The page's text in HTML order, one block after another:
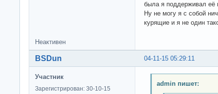
была я поддерживал её
Ну не могу я с собой
курящие и я не один
Неактивен
04-11-15 05:29:11
BSDun
Участник
Зарегистрирован: 30-10-15
admin пишет: